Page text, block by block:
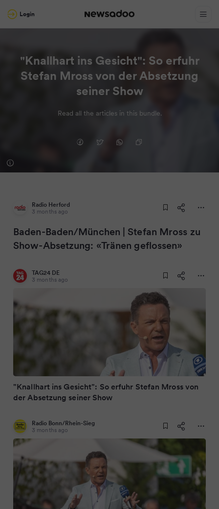
Login
"Knallhart ins Gesicht": So erfuhr
Stefan Mross von der Absetzung
seiner Show
Read all the articles in this bundle.
Radio Herford
3 months ago
Baden-Baden/München | Stefan Mross zu
Show-Absetzung: «Tränen geflossen»
TAG24 DE
3 months ago
"Knallhart ins Gesicht": So erfuhr Stefan Mross von
der Absetzung seiner Show
Radio Bonn/Rhein-Sieg
3 months ago